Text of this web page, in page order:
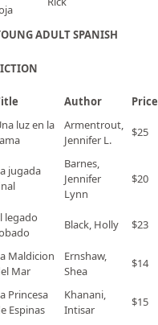
ADULT SPANISH
Author
Price
luz en la
Armentrout,
Jennifer L.
$25
jugada
Barnes,
Jennifer
Lynn
$20
legado
Black, Holly $23
Maldicion
Mar
Ernshaw,
Shea
$14
Princesa
Espinas
Khanani,
Intisar
$15